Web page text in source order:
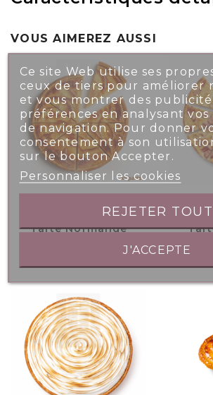
VOUS AIMEREZ AUSSI
Tarte Normande
Pommes 900gr
Ce site Web utilise ses
ceux de tiers pour améliorer
et vous montrer des
préférences en analysant
de navigation. Pour donner
consentement à son
sur le bouton Accepter.
Personnaliser les cookies
REJETER TOUT
J'ACCEPTE